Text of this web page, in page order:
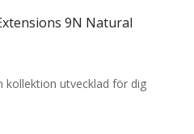
9N Natural
kollektion utvecklad för dig